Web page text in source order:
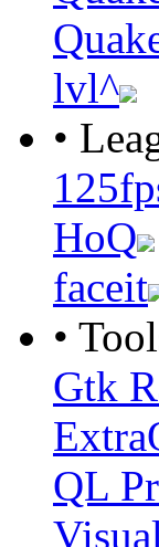
lvl^
•
HoQ
faceit
•
Gtk
QL